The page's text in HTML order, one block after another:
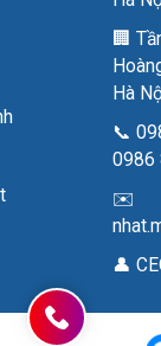
🏢
Hà
📞
0986
✉️
👤